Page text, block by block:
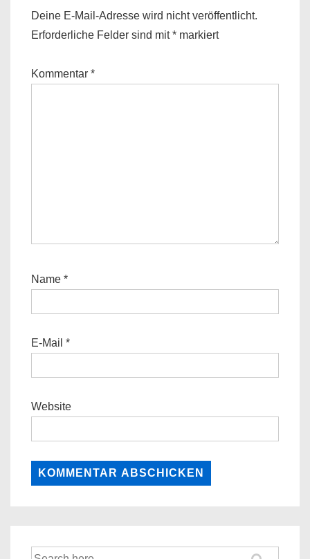
Deine E-Mail-Adresse wird nicht veröffentlicht.
Erforderliche Felder sind mit* markiert
Kommentar *
Name *
E-Mail *
Website
Suche